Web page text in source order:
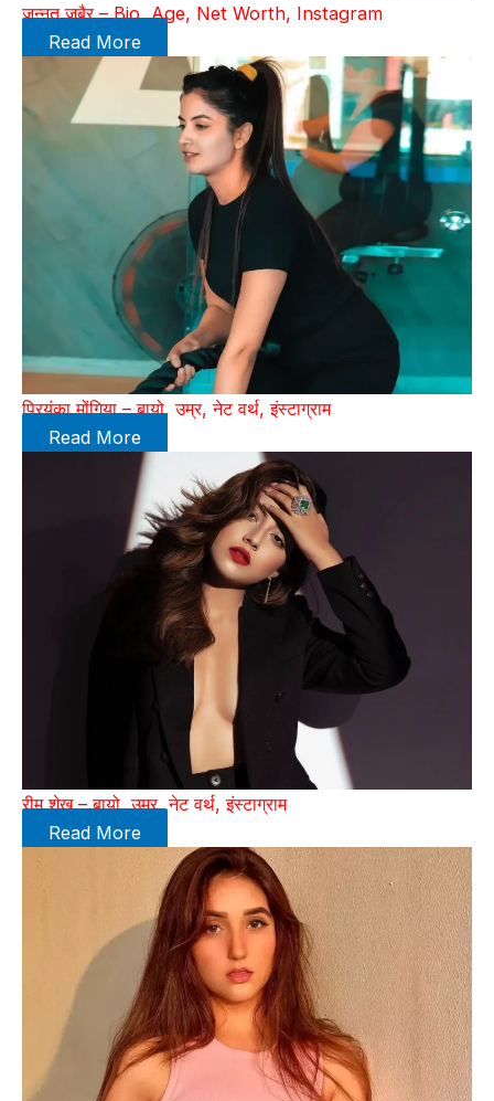
जन्नत जुबैर – Bio, Age, Net Worth, Instagram
Read More
प्रियंका मोंगिया – बायो, उम्र, नेट वर्थ, इंस्टाग्राम
Read More
रीम शेख – बायो, उम्र, नेट वर्थ, इंस्टाग्राम
Read More